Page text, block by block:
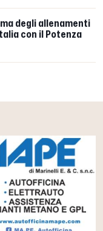
degli allenamenti
con il Potenza